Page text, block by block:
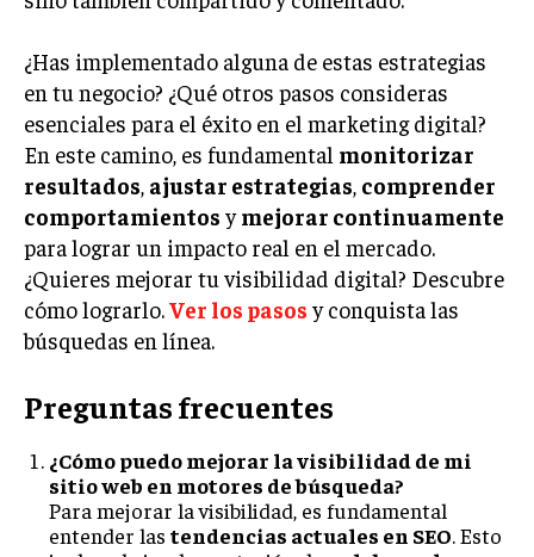
ÉTICA EMPRESARIAL Y RESPONSABILIDAD
BLOG
Acerca de Últimas entradas
Ricardo Mendoza
Soy Ricardo Mendoza, periodista de negocios e
innovación, con amplia trayectoria. Desde hace
más de diez años, colaboro en un reconocido
corporativas hasta tendencias innovadoras. Creo firmemente en
el periodismo como motor de cambio, manteniendo a la
Aparece en periódicos digitales y domina los buscadores,
Infórmate aquí.
¿Has implementado alguna de estas estrategias
en tu negocio? ¿Qué otros pasos consideras
esenciales para el éxito en el marketing digital?
En este camino, es fundamental monitorizar
resultados, ajustar estrategias, comprender
comportamientos ymejorar continuamente
para lograr un impacto real en el mercado.
¿Quieres mejorar tu visibilidad digital? Descubre
cómo lograrlo.Ver los pasos y conquista las
búsquedas en línea.
Preguntas frecuentes
¿Cómo puedo mejorar la visibilidad de mi
sitio web en motores de búsqueda?
Para mejorar la visibilidad, es fundamental
entender las tendencias actuales en SEO. Esto